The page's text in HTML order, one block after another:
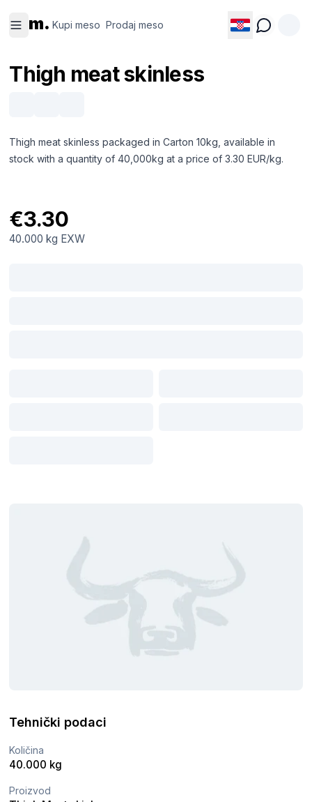
m. Kupi meso Prodaj meso
meso
meso
Thigh meat skinless
Thigh meat skinless packaged in Carton 10kg, available in
stock with a quantity of 40,000kg at a price of 3.30 EUR/kg.
€3.30
40.000 kg EXW
Tehnički podaci
Količina
40.000 kg
Proizvod